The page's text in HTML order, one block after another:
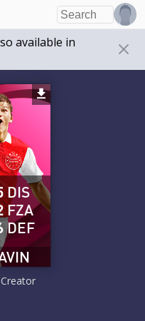
available in
DIS
FZA
DEF